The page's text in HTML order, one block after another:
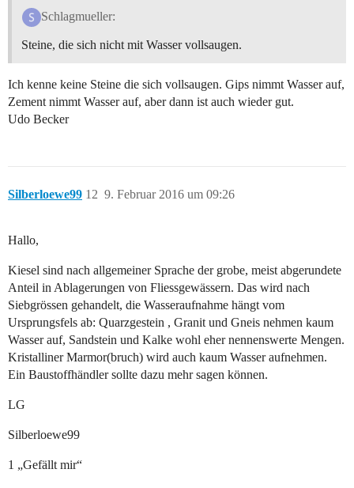
Schlagmueller:
Steine, die sich nicht mit Wasser vollsaugen.
Ich kenne keine Steine die sich vollsaugen. Gips nimmt Wasser auf,
Zement nimmt Wasser auf, aber dann ist auch wieder gut.
Udo Becker
Silberloewe99 9. Februar 2016 um 09:26
12
Hallo,
Kiesel sind nach allgemeiner Sprache der grobe, meist abgerundete
Anteil in Ablagerungen von Fliessgewässern. Das wird nach
Siebgrössen gehandelt, die Wasseraufnahme hängt vom
Ursprungsfels ab: Quarzgestein , Granit und Gneis nehmen kaum
Wasser auf, Sandstein und Kalke wohl eher nennenswerte Mengen.
Kristalliner Marmor(bruch) wird auch kaum Wasser aufnehmen.
Ein Baustoffhändler sollte dazu mehr sagen können.
LG
Silberloewe99
1 „Gefällt mir“